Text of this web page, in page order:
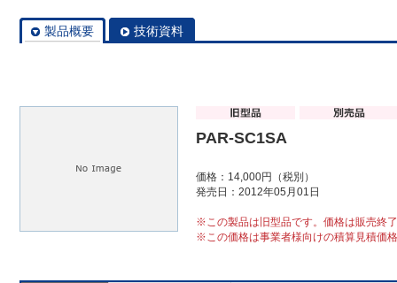
製品概要 技術資料
PAR-SC1SA
価格：14,000円（税別）
発売日：2012年05月01日
※この製品は旧型品です。価格は販売終
※この価格は事業者様向けの積算見積価